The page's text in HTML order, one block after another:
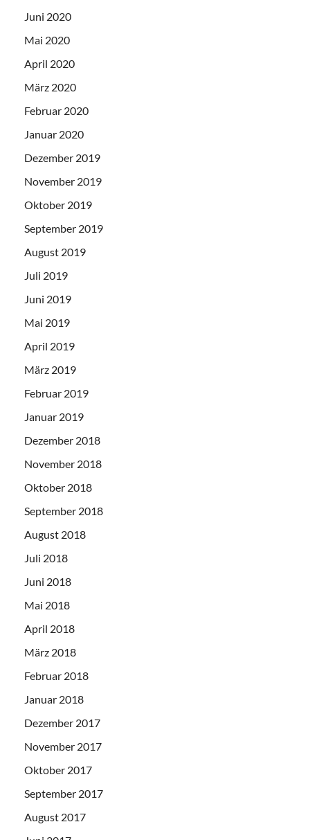
Juni 2020
Mai 2020
April 2020
März 2020
Februar 2020
Januar 2020
Dezember 2019
November 2019
Oktober 2019
September 2019
August 2019
Juli 2019
Juni 2019
Mai 2019
April 2019
März 2019
Februar 2019
Januar 2019
Dezember 2018
November 2018
Oktober 2018
September 2018
August 2018
Juli 2018
Juni 2018
Mai 2018
April 2018
März 2018
Februar 2018
Januar 2018
Dezember 2017
November 2017
Oktober 2017
September 2017
August 2017